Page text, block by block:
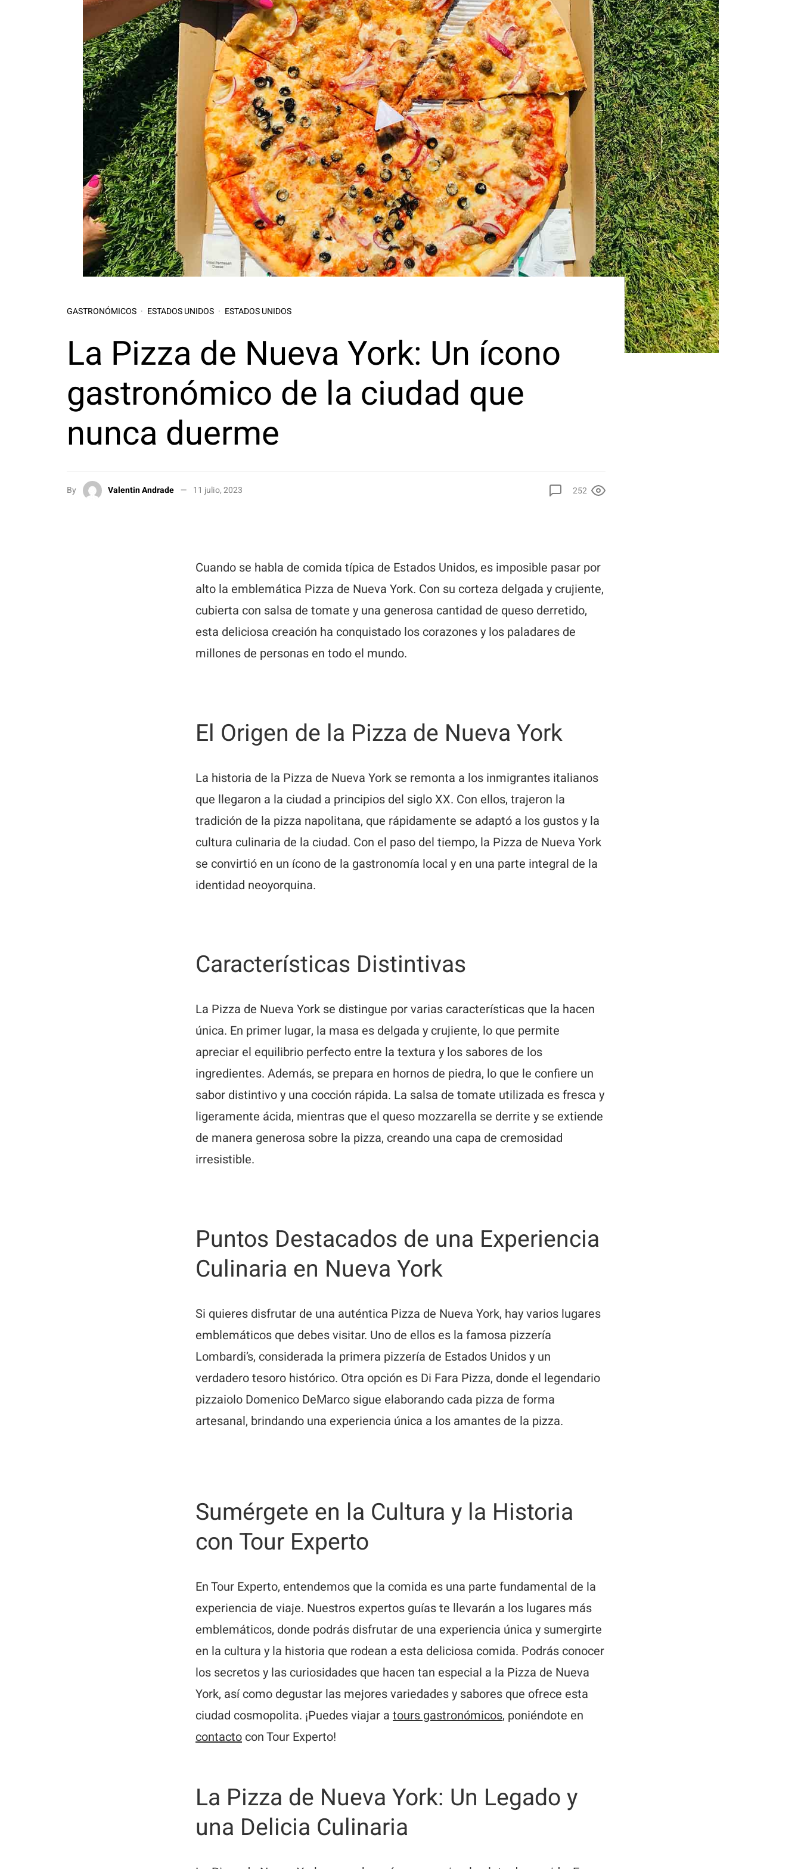
GASTRONÓMICOS ESTADOS UNIDOS ESTADOS UNIDOS
La Pizza de Nueva York: Un ícono
gastronómico de la ciudad que
nunca duerme
By Valentin Andrade 11 julio, 2023 252
Cuando se habla de comida típica de Estados Unidos, es imposible pasar por
alto la emblemática Pizza de Nueva York. Con su corteza delgada y crujiente,
cubierta con salsa de tomate y una generosa cantidad de queso derretido,
esta deliciosa creación ha conquistado los corazones y los paladares de
millones de personas en todo el mundo.
El Origen de la Pizza de Nueva York
La historia de la Pizza de Nueva York se remonta a los inmigrantes italianos
que llegaron a la ciudad a principios del siglo XX. Con ellos, trajeron la
tradición de la pizza napolitana, que rápidamente se adaptó a los gustos y la
cultura culinaria de la ciudad. Con el paso del tiempo, la Pizza de Nueva York
se convirtió en un ícono de la gastronomía local y en una parte integral de la
identidad neoyorquina.
Características Distintivas
La Pizza de Nueva York se distingue por varias características que la hacen
única. En primer lugar, la masa es delgada y crujiente, lo que permite
apreciar el equilibrio perfecto entre la textura y los sabores de los
ingredientes. Además, se prepara en hornos de piedra, lo que le confiere un
sabor distintivo y una cocción rápida. La salsa de tomate utilizada es fresca y
ligeramente ácida, mientras que el queso mozzarella se derrite y se extiende
de manera generosa sobre la pizza, creando una capa de cremosidad
irresistible.
Puntos Destacados de una Experiencia
Culinaria en Nueva York
Si quieres disfrutar de una auténtica Pizza de Nueva York, hay varios lugares
emblemáticos que debes visitar. Uno de ellos es la famosa pizzería
Lombardi’s, considerada la primera pizzería de Estados Unidos y un
verdadero tesoro histórico. Otra opción es Di Fara Pizza, donde el legendario
pizzaiolo Domenico DeMarco sigue elaborando cada pizza de forma
artesanal, brindando una experiencia única a los amantes de la pizza.
Sumérgete en la Cultura y la Historia
con Tour Experto
En Tour Experto, entendemos que la comida es una parte fundamental de la
experiencia de viaje. Nuestros expertos guías te llevarán a los lugares más
emblemáticos, donde podrás disfrutar de una experiencia única y sumergirte
en la cultura y la historia que rodean a esta deliciosa comida. Podrás conocer
los secretos y las curiosidades que hacen tan especial a la Pizza de Nueva
York, así como degustar las mejores variedades y sabores que ofrece esta
ciudad cosmopolita. ¡Puedes viajar a tours gastronómicos, poniéndote en
contacto con Tour Experto!
La Pizza de Nueva York: Un Legado y
una Delicia Culinaria